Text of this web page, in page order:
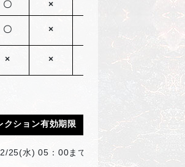
〇 ×
〇 ×
× ×
クション有効期限
25(水) 05：00まで